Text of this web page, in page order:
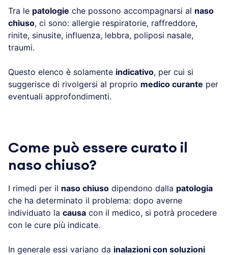
Tra le patologie che possono accompagnarsi al naso
chiuso, ci sono: allergie respiratorie, raffreddore,
rinite, sinusite, influenza, lebbra, poliposi nasale,
traumi.
Questo elenco è solamente indicativo, per cui si
suggerisce di rivolgersi al proprio medico curante per
eventuali approfondimenti.
Come può essere curato il
naso chiuso?
I rimedi per il naso chiuso dipendono dalla patologia
che ha determinato il problema: dopo averne
individuato la causa con il medico, si potrà procedere
con le cure più indicate.
In generale essi variano da inalazioni con soluzioni